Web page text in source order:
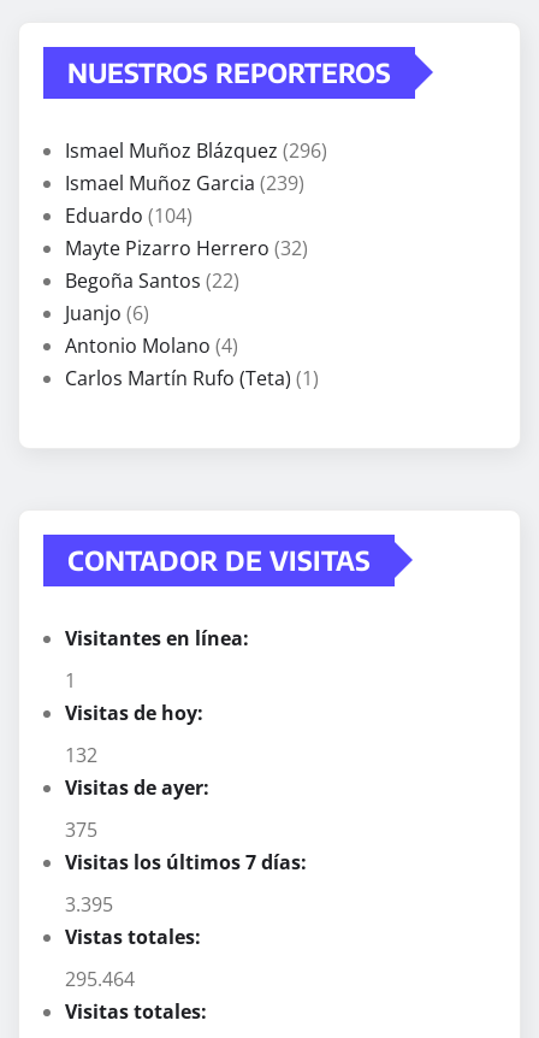
NUESTROS REPORTEROS
Ismael Muñoz Blázquez (296)
Ismael Muñoz Garcia (239)
Eduardo (104)
Mayte Pizarro Herrero (32)
Begoña Santos (22)
Juanjo (6)
Antonio Molano (4)
Carlos Martín Rufo (Teta) (1)
CONTADOR DE VISITAS
Visitantes en línea:
1
Visitas de hoy:
132
Visitas de ayer:
375
Visitas los últimos 7 días:
3.395
Vistas totales:
295.464
Visitas totales: